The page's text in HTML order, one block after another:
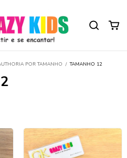
POR TAMANHO / TAMANHO 12